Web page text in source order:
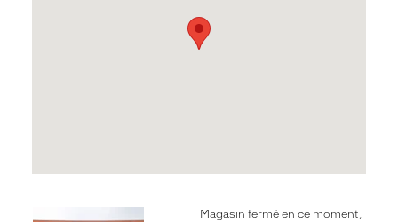
Magasin fermé en ce moment,